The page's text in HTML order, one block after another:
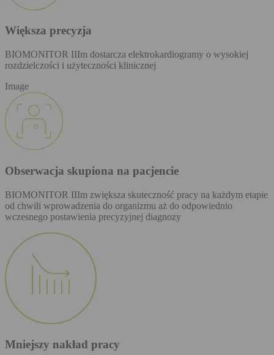
Większa precyzja
BIOMONITOR IIIm dostarcza elektrokardiogramy o wysokiej
rozdzielczości i użyteczności klinicznej
Image
Obserwacja skupiona na pacjencie
BIOMONITOR IIIm zwiększa skuteczność pracy na każdym etapie
od chwili wprowadzenia do organizmu aż do odpowiednio
wczesnego postawienia precyzyjnej diagnozy
Mniejszy nakład pracy